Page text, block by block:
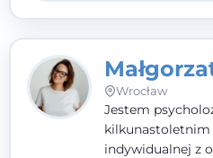
Wrocław
Jestem
kilkunastoletnim
indywidualnej z